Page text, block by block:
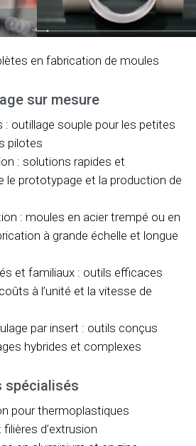
en fabrication de moules
sur mesure
outillage souple pour les petites
pilotes
: solutions rapides et
le prototypage et la production de
: moules en acier trempé ou en
à grande échelle et longue
et familiaux : outils efficaces
à l’unité et la vitesse de
par insert : outils conçus
hybrides et complexes
spécialisés
pour thermoplastiques
d’extrusion